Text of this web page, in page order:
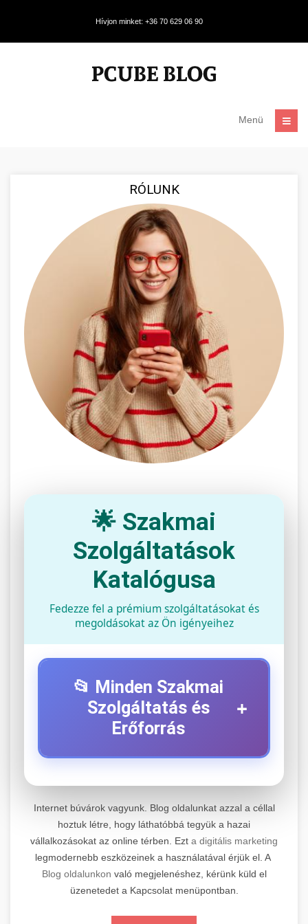
Hívjon minket: +36 70 629 06 90
Menü
RÓLUNK
🌟 Szakmai
Szolgáltatások
Katalógusa
Fedezze fel a prémium szolgáltatásokat és
megoldásokat az Ön igényeihez
📂 Minden Szakmai
Szolgáltatás és
Erőforrás
+
+
Professzionális elektromos roller javítási és
karbantartási szolgáltatások. Szakértő
technikusaink minőségi szervízt nyújtanak
minden jelentős márkához és modellhez.
Szervizközpont Látogatása
📊 2. Online Marketing
Ügynökség
+
Átfogó online marketing szolgáltatások,
beleértve a SEO-t, közösségi média kezelést és
Internet búvárok vagyunk. Blog oldalunkat azzal a céllal
hoztuk létre, hogy láthatóbbá tegyük a hazai
vállalkozásokat az online térben. Ezt a digitális marketing
legmodernebb eszközeinek a használatával érjük el. A
Blog oldalunkon való megjelenéshez, kérünk küld el
üzenetedet a Kapcsolat menüpontban.